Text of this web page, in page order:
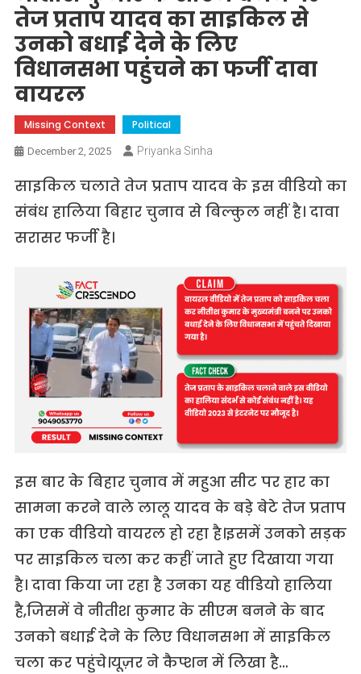
तेज प्रताप यादव का साइकिल से
उनको बधाई देने के लिए
विधानसभा पहुंचने का फर्जी दावा
वायरल
Missing Context Political
December 2, 2025 Priyanka Sinha
साइकिल चलाते तेज प्रताप यादव के इस वीडियो का
संबंध हालिया बिहार चुनाव से बिल्कुल नहीं है। दावा
सरासर फर्जी है।
इस बार के बिहार चुनाव में महुआ सीट पर हार का
सामना करने वाले लालू यादव के बड़े बेटे तेज प्रताप
का एक वीडियो वायरल हो रहा है।इसमें उनको सड़क
पर साइकिल चला कर कहीं जाते हुए दिखाया गया
है। दावा किया जा रहा है उनका यह वीडियो हालिया
है,जिसमें वे नीतीश कुमार के सीएम बनने के बाद
उनको बधाई देने के लिए विधानसभा में साइकिल
चला कर पहुंचे।यूज़र ने कैप्शन में लिखा है…